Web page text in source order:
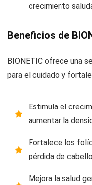
crecimiento
Beneficios de
BIONETIC ofrece una
para el cuidado y
Estimula el
aumentar la
Fortalece los
pérdida de
Mejora la salud